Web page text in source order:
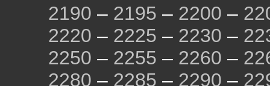
2190 – 2195 – 2200 –
2220 – 2225 – 2230 –
2250 – 2255 – 2260 –
2280 – 2285 – 2290 –